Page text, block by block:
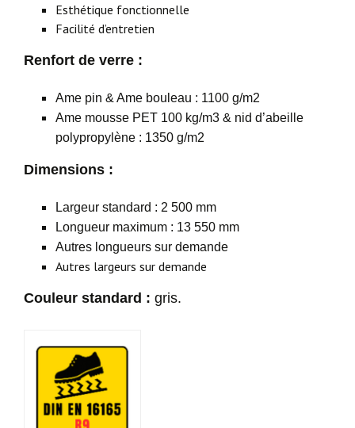
Esthétique fonctionnelle
Facilité d’entretien
Renfort de verre :
Ame pin & Ame bouleau : 1100 g/m2
Ame mousse PET 100 kg/m3 & nid d’abeille
polypropylène : 1350 g/m2
Dimensions :
Largeur standard : 2 500 mm
Longueur maximum : 13 550 mm
Autres longueurs sur demande
Autres largeurs sur demande
Couleur standard : gris.